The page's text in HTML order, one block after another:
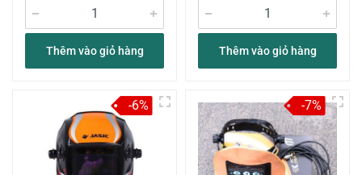
Thêm vào giỏ hàng Thêm vào giỏ hàng
-6% -7%